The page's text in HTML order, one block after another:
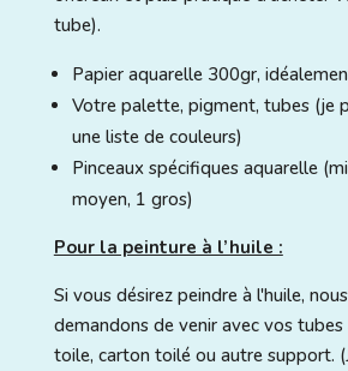
tube).
Papier aquarelle 300gr,
Votre palette, pigment, tubes (je
une liste de couleurs)
Pinceaux spécifiques aquarelle
moyen, 1 gros)
Pour la peinture à l’huile :
Si vous désirez peindre à l'huile,
demandons de venir avec vos
toile, carton toilé ou autre support.